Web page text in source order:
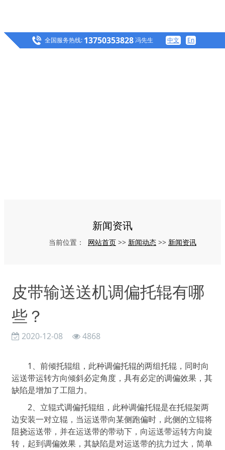
全国服务热线: 13750353828冯先生 中文 En
新闻资讯
当前位置： 网站首页 >> 新闻动态 >> 新闻资讯
皮带输送送机调偏托辊有哪
些？
2020-12-08 4868
1、前倾托辊组，此种调偏托辊的两组托辊，同时向
运送带运转方向倾斜必定角度，具有必定的调偏效果，其
缺陷是增加了工阻力。
2、立辊式调偏托辊组，此种调偏托辊是在托辊架两
边安装一对立辊，当运送带向某侧跑偏时，此侧的立辊将
阻挠运送带，并在运送带的带动下，向运送带运转方向旋
转，起到调偏效果，其缺陷是对运送带的抗力过大，简单